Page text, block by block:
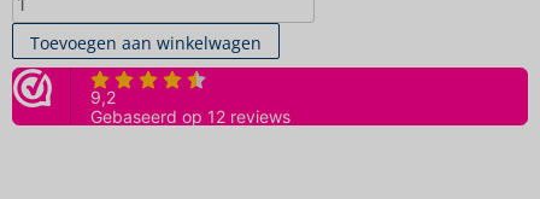
Toevoegen aan winkelwagen